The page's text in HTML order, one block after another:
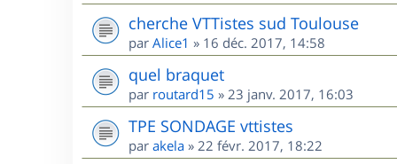
cherche VTTistes sud Toulouse
par Alice1 » 16 déc. 2017, 14:58
quel braquet
par routard15 » 23 janv. 2017, 16:03
TPE SONDAGE vttistes
par akela » 22 févr. 2017, 18:22